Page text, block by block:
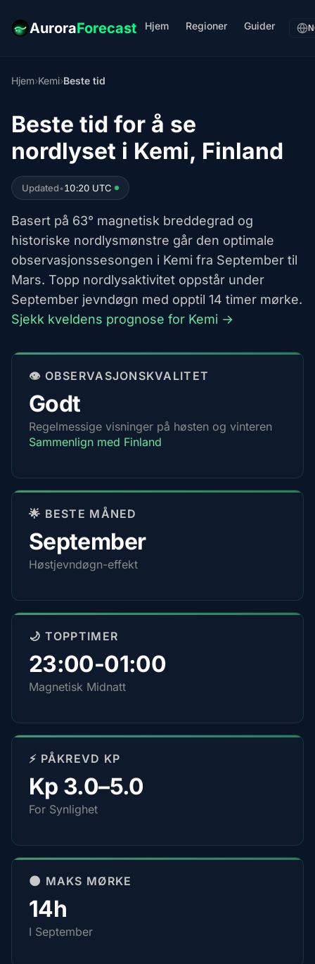
AuroraForecast Hjem Regioner Guider
Hjem›Kemi›Beste tid
Beste tid for å se
nordlyset i Kemi, Finland
Updated•10:20 UTC
Basert på 63° magnetisk breddegrad og
historiske nordlysmønstre går den optimale
observasjonssesongen i Kemi fra September til
Mars. Topp nordlysaktivitet oppstår under
September jevndøgn med opptil 14 timer mørke.
Sjekk kveldens prognose for Kemi →
👁️ OBSERVASJONSKVALITET
Godt
Regelmessige visninger på høsten og vinteren
Sammenlign med Finland
🌟 BESTE MÅNED
September
Høstjevndøgn-effekt
🌙 TOPPTIMER
23:00-01:00
Magnetisk Midnatt
⚡ PÅKREVD KP
Kp 3.0–5.0
For Synlighet
🌑 MAKS MØRKE
14h
I September